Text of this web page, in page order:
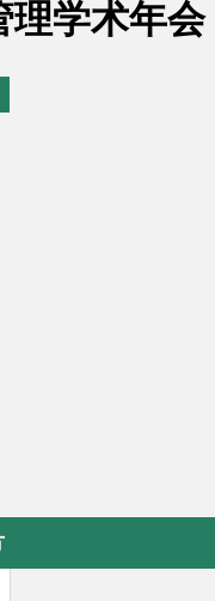
理学术年会